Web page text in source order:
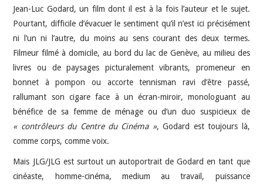
Jean-Luc Godard, un film dont il est à la fois l’auteur et le sujet.
Pourtant, difficile d’évacuer le sentiment qu’il n’est ici précisément
ni l’un ni l’autre, du moins au sens courant des deux termes.
Filmeur filmé à domicile, au bord du lac de Genève, au milieu des
livres ou de paysages picturalement vibrants, promeneur en
bonnet à pompon ou accorte tennisman ravi d’être passé,
rallumant son cigare face à un écran-miroir, monologuant au
bénéfice de sa femme de ménage ou d’un duo suspicieux de
« contrôleurs du Centre du Cinéma », Godard est toujours là,
comme corps, comme voix.
Mais JLG/JLG est surtout un autoportrait de Godard en tant que
cinéaste, homme-cinéma, medium au travail, puissance